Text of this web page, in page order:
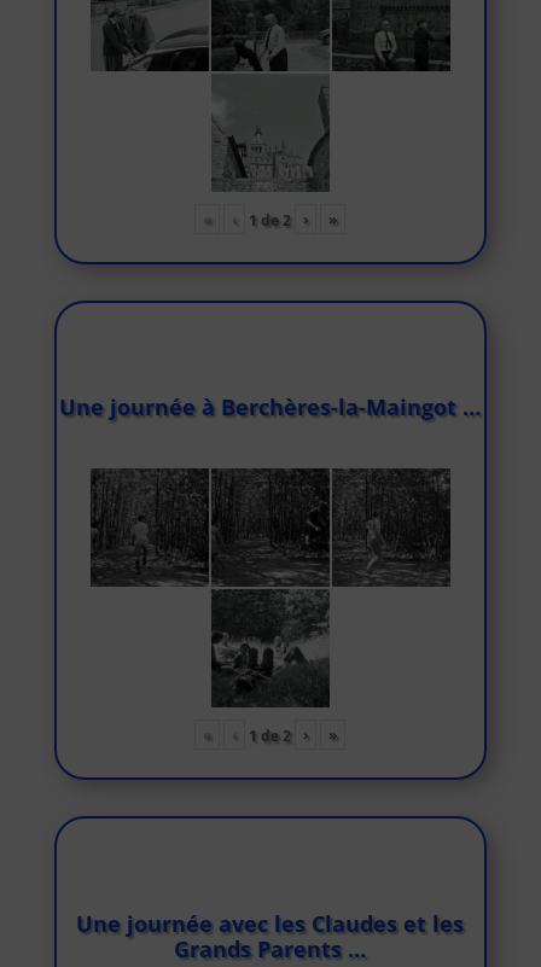
« ‹ 1 de2 › »
Une journée à Berchères-la-Maingot …
« ‹ 1 de2 › »
Une journée avec les Claudes et les
Grands Parents …